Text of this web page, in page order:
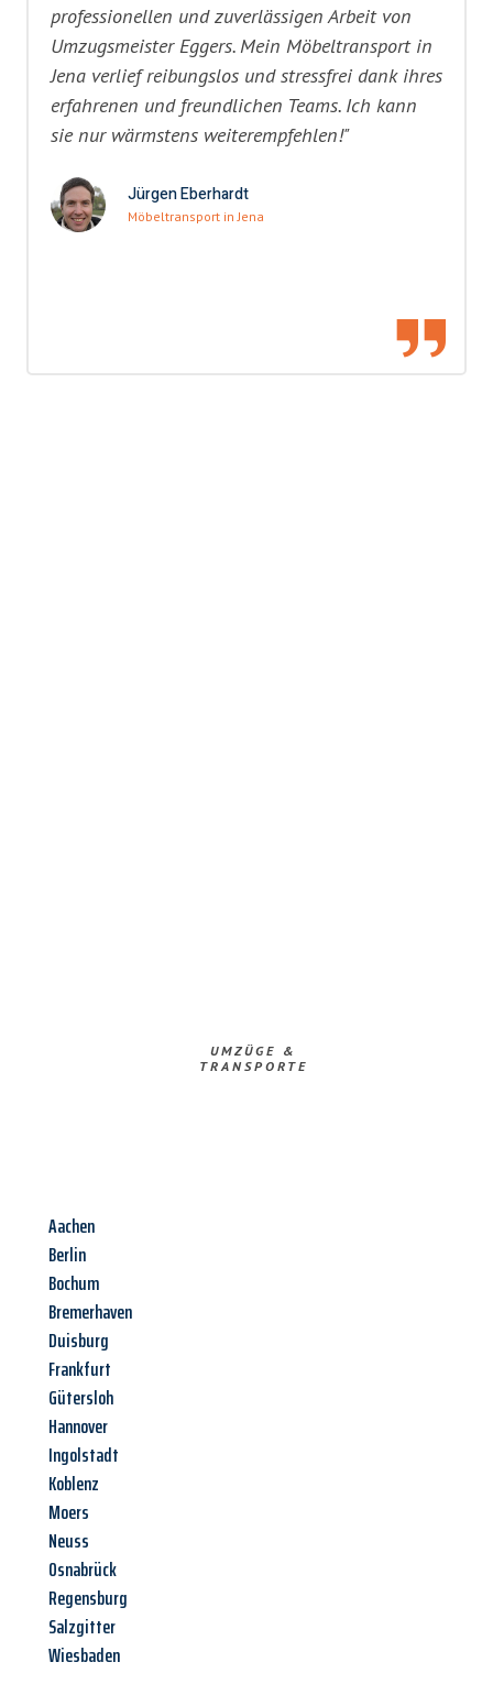
professionellen und zuverlässigen Arbeit von
Umzugsmeister Eggers. Mein Möbeltransport in
Jena verlief reibungslos und stressfrei dank ihres
erfahrenen und freundlichen Teams. Ich kann
sie nur wärmstens weiterempfehlen!"
Jürgen Eberhardt
Möbeltransport in Jena
UMZÜGE &
TRANSPORTE
Aachen
Berlin
Bochum
Bremerhaven
Duisburg
Frankfurt
Gütersloh
Hannover
Ingolstadt
Koblenz
Moers
Neuss
Osnabrück
Regensburg
Salzgitter
Wiesbaden